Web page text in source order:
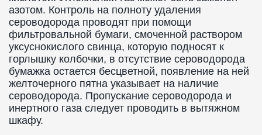
азотом. Контроль на полноту удаления
сероводорода проводят при помощи
фильтровальной бумаги, смоченной раствором
уксуснокислого свинца, которую подносят к
горлышку колбочки, в отсутствие сероводорода
бумажка остается бесцветной, появление на ней
желточерного пятна указывает на наличие
сероводорода. Пропускание сероводорода и
инертного газа следует проводить в вытяжном
шкафу.